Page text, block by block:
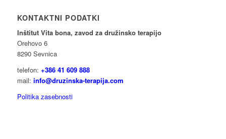
KONTAKTNI PODATKI
Inštitut Vita bona, zavod za družinsko terapijo
Orehovo 6
8290 Sevnica
telefon: +386 41 609 888
mail: info@druzinska-terapija.com
Politika zasebnosti